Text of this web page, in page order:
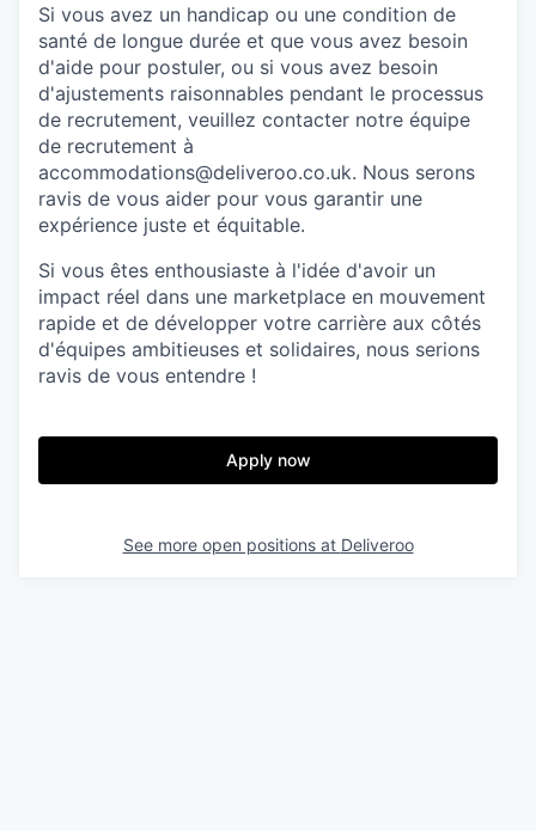
Si vous avez un handicap ou une condition de
santé de longue durée et que vous avez besoin
d'aide pour postuler, ou si vous avez besoin
d'ajustements raisonnables pendant le processus
de recrutement, veuillez contacter notre équipe
de recrutement à
accommodations@deliveroo.co.uk. Nous serons
ravis de vous aider pour vous garantir une
expérience juste et équitable.
Si vous êtes enthousiaste à l'idée d'avoir un
impact réel dans une marketplace en mouvement
rapide et de développer votre carrière aux côtés
d'équipes ambitieuses et solidaires, nous serions
ravis de vous entendre !
Apply now
See more open positions at Deliveroo